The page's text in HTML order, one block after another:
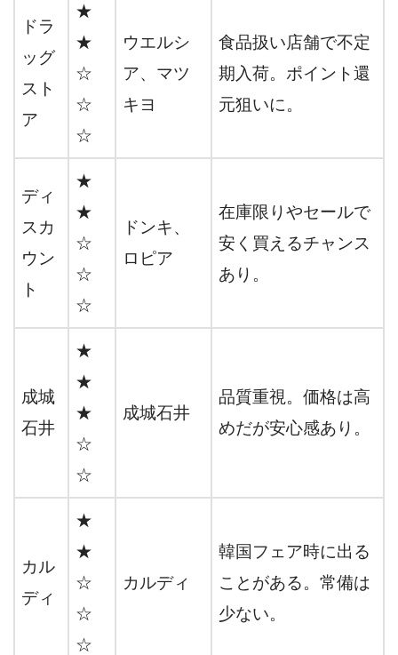
ドラ
ッグ
スト
ア
★
★
☆
☆
☆
ウエルシ
ア、マツ
キヨ
食品扱い店舗で不定
期入荷。ポイント還
元狙いに。
ディ
スカ
ウン
ト
★
★
☆
☆
☆
ドンキ、
ロピア
在庫限りやセールで
安く買えるチャンス
あり。
成城
石井
★
★
★
☆
☆
成城石井
品質重視。価格は高
めだが安心感あり。
カル
ディ
★
★
☆
☆
☆
カルディ
韓国フェア時に出る
ことがある。常備は
少ない。